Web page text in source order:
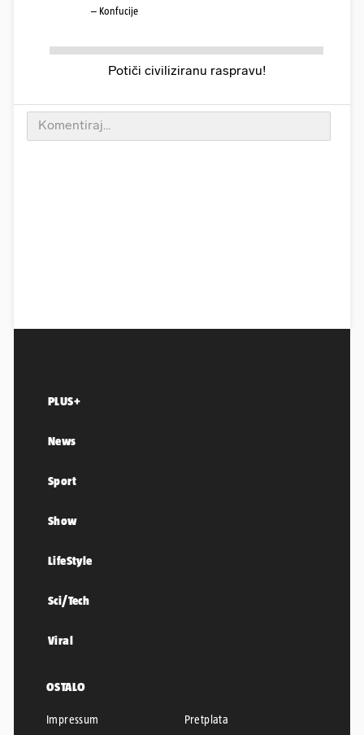
– Konfucije
Potiči civiliziranu raspravu!
PLUS+
News
Sport
Show
LifeStyle
Sci/Tech
Viral
OSTALO
Impressum Pretplata